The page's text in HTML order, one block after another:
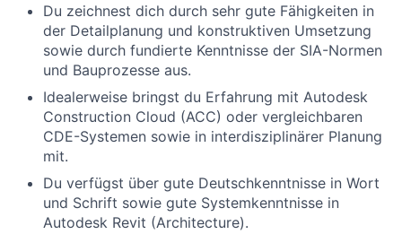
Du zeichnest dich durch sehr gute Fähigkeiten in
der Detailplanung und konstruktiven Umsetzung
sowie durch fundierte Kenntnisse der SIA-Normen
und Bauprozesse aus.
Idealerweise bringst du Erfahrung mit Autodesk
Construction Cloud (ACC) oder vergleichbaren
CDE-Systemen sowie in interdisziplinärer Planung
mit.
Du verfügst über gute Deutschkenntnisse in Wort
und Schrift sowie gute Systemkenntnisse in
Autodesk Revit (Architecture).